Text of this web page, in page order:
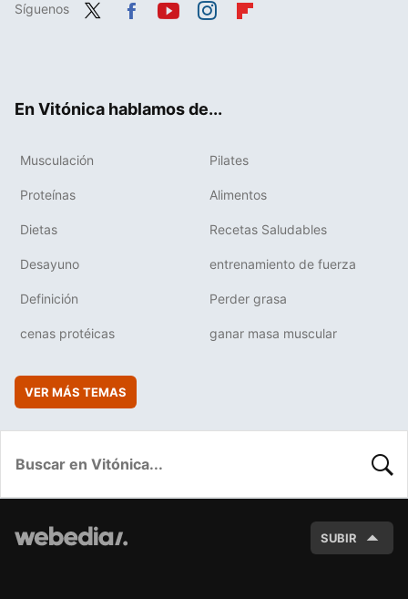
Síguenos
En Vitónica hablamos de...
Musculación Pilates
Proteínas Alimentos
Dietas Recetas Saludables
Desayuno entrenamiento de fuerza
Definición Perder grasa
cenas protéicas ganar masa muscular
VER MÁS TEMAS
SUBIR